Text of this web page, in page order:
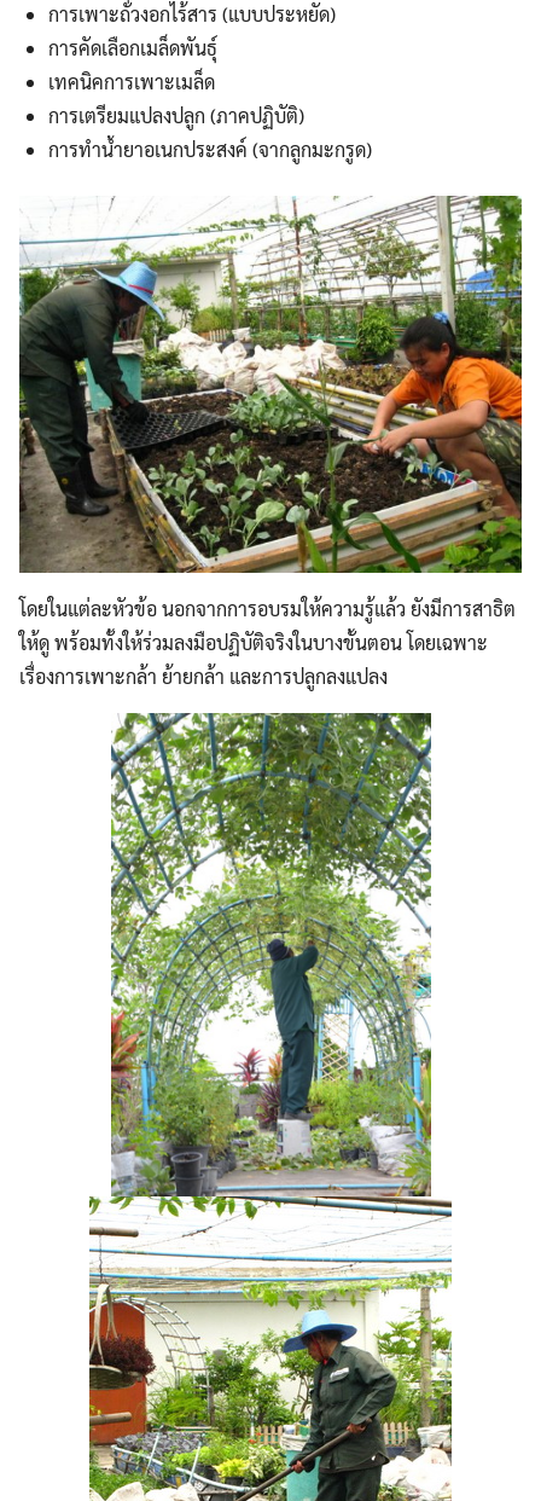
Search
การเพาะถั่วงอกไร้สาร (แบบประหยัด)
การคัดเลือกเมล็ดพันธุ์
เทคนิคการเพาะเมล็ด
การเตรียมแปลงปลูก (ภาคปฏิบัติ)
การทำน้ำยาอเนกประสงค์ (จากลูกมะกรูด)
โดยในแต่ละหัวข้อ นอกจากการอบรมให้ความรู้แล้ว ยังมีการสาธิต
ให้ดู พร้อมทั้งให้ร่วมลงมือปฏิบัติจริงในบางขั้นตอน โดยเฉพาะ
เรื่องการเพาะกล้า ย้ายกล้า และการปลูกลงแปลง